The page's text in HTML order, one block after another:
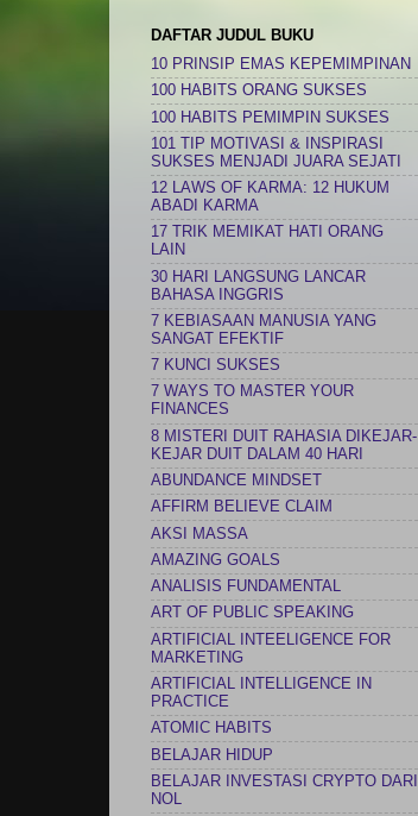
DAFTAR JUDUL BUKU
10 PRINSIP EMAS KEPEMIMPINAN
100 HABITS ORANG SUKSES
100 HABITS PEMIMPIN SUKSES
101 TIP MOTIVASI & INSPIRASI
SUKSES MENJADI JUARA SEJATI
12 LAWS OF KARMA: 12 HUKUM
ABADI KARMA
17 TRIK MEMIKAT HATI ORANG
LAIN
30 HARI LANGSUNG LANCAR
BAHASA INGGRIS
7 KEBIASAAN MANUSIA YANG
SANGAT EFEKTIF
7 KUNCI SUKSES
7 WAYS TO MASTER YOUR
FINANCES
8 MISTERI DUIT RAHASIA DIKEJAR-
KEJAR DUIT DALAM 40 HARI
ABUNDANCE MINDSET
AFFIRM BELIEVE CLAIM
AKSI MASSA
AMAZING GOALS
ANALISIS FUNDAMENTAL
ART OF PUBLIC SPEAKING
ARTIFICIAL INTEELIGENCE FOR
MARKETING
ARTIFICIAL INTELLIGENCE IN
PRACTICE
ATOMIC HABITS
BELAJAR HIDUP
BELAJAR INVESTASI CRYPTO DARI
NOL